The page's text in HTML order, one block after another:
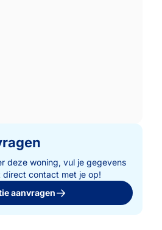
deze woning, vul je gegevens
direct contact met je op!
aanvragen